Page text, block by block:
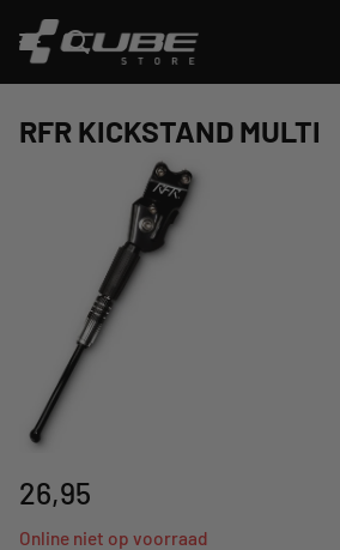
RFR KICKSTAND MULTI
26,95
Online niet op voorraad